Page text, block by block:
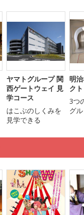
ヤマトグループ 関
西ゲートウェイ 見
学コース
はこぶのしくみを
見学できる
明
ク
3つ
グ